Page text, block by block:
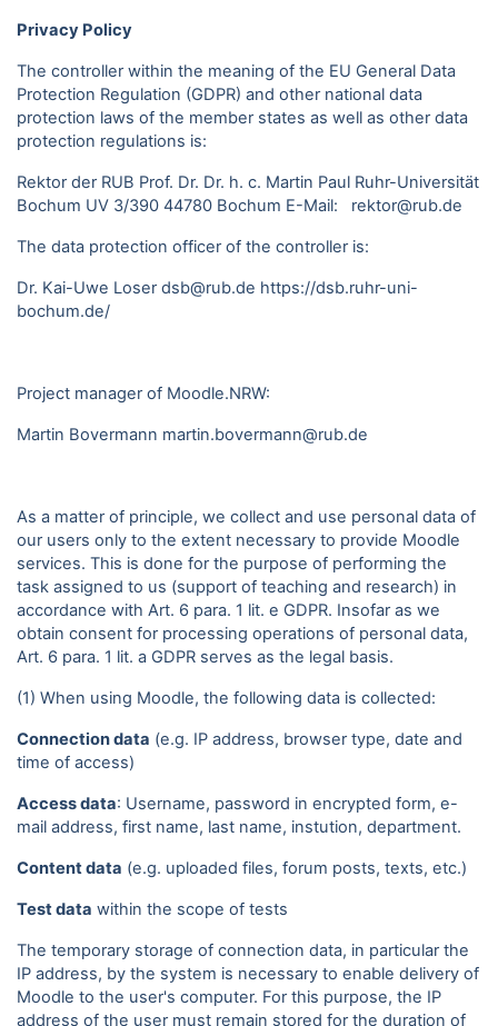
Privacy Policy
The controller within the meaning of the EU General Data
Protection Regulation (GDPR) and other national data
protection laws of the member states as well as other data
protection regulations is:
Rektor der RUB Prof. Dr. Dr. h. c. Martin Paul Ruhr-Universität
Bochum UV 3/390 44780 Bochum E-Mail: rektor@rub.de
The data protection officer of the controller is:
Dr. Kai-Uwe Loser dsb@rub.de https://dsb.ruhr-uni-
bochum.de/
Project manager of Moodle.NRW:
Martin Bovermann martin.bovermann@rub.de
As a matter of principle, we collect and use personal data of
our users only to the extent necessary to provide Moodle
services. This is done for the purpose of performing the
task assigned to us (support of teaching and research) in
accordance with Art. 6 para. 1 lit. e GDPR. Insofar as we
obtain consent for processing operations of personal data,
Art. 6 para. 1 lit. a GDPR serves as the legal basis.
(1) When using Moodle, the following data is collected:
Connection data (e.g. IP address, browser type, date and
time of access)
Access data: Username, password in encrypted form, e-
mail address, first name, last name, instution, department.
Content data (e.g. uploaded files, forum posts, texts, etc.)
Test data within the scope of tests
The temporary storage of connection data, in particular the
IP address, by the system is necessary to enable delivery of
Moodle to the user's computer. For this purpose, the IP
address of the user must remain stored for the duration of